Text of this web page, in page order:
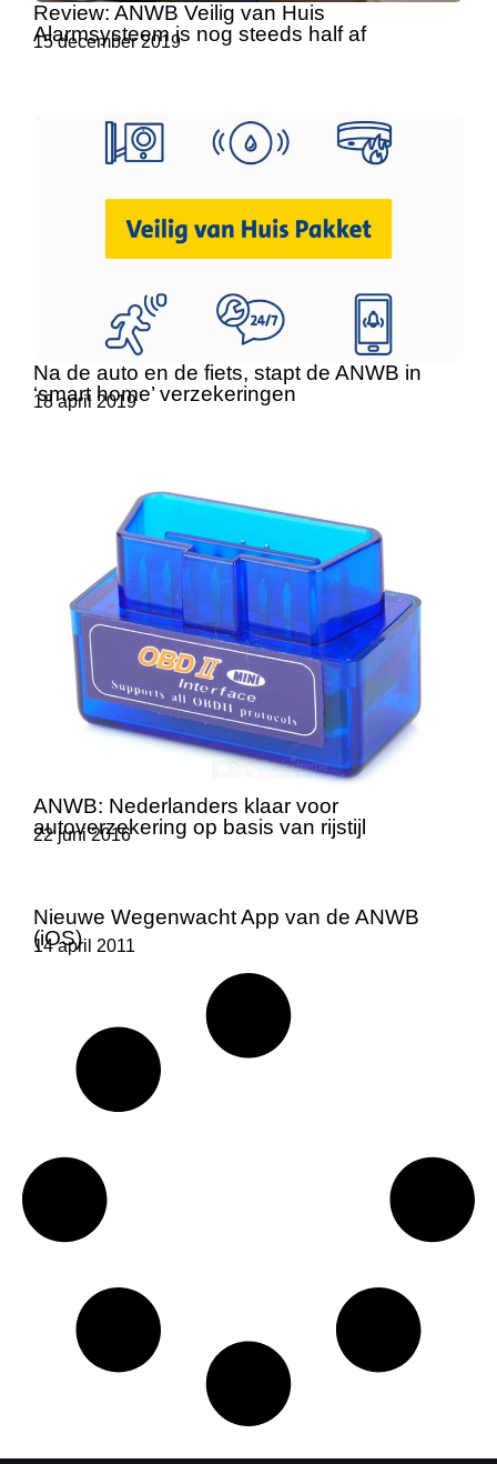
Review: ANWB Veilig van Huis
Alarmsysteem is nog steeds half af
15 december 2019
Na de auto en de fiets, stapt de ANWB in
‘smart home’ verzekeringen
18 april 2019
ANWB: Nederlanders klaar voor
autoverzekering op basis van rijstijl
22 juni 2016
Nieuwe Wegenwacht App van de ANWB
(iOS)
14 april 2011